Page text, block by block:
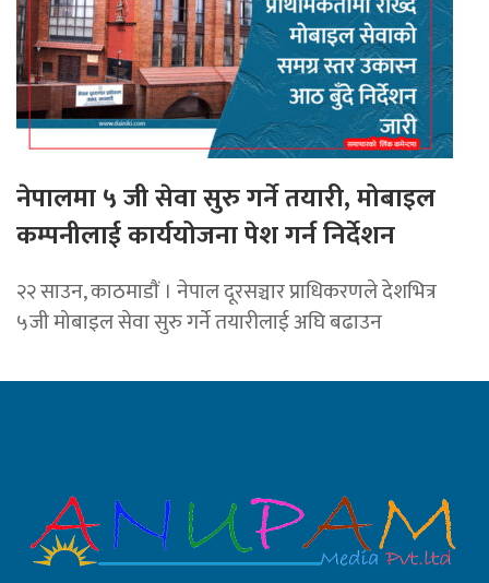
नेपालमा ५ जी सेवा सुरु गर्ने तयारी, मोबाइल
कम्पनीलाई कार्ययोजना पेश गर्न निर्देशन
२२ साउन, काठमाडाैं । नेपाल दूरसञ्चार प्राधिकरणले देशभित्र
५जी मोबाइल सेवा सुरु गर्ने तयारीलाई अघि बढाउन